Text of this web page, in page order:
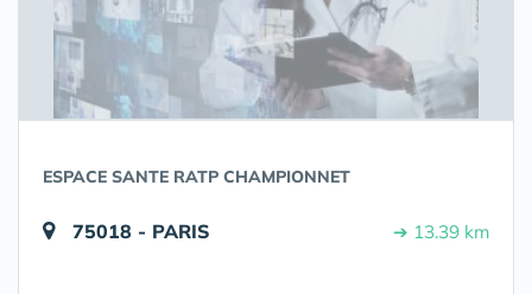
ESPACE SANTE RATP CHAMPIONNET
75018 - PARIS ➔ 13.39 km